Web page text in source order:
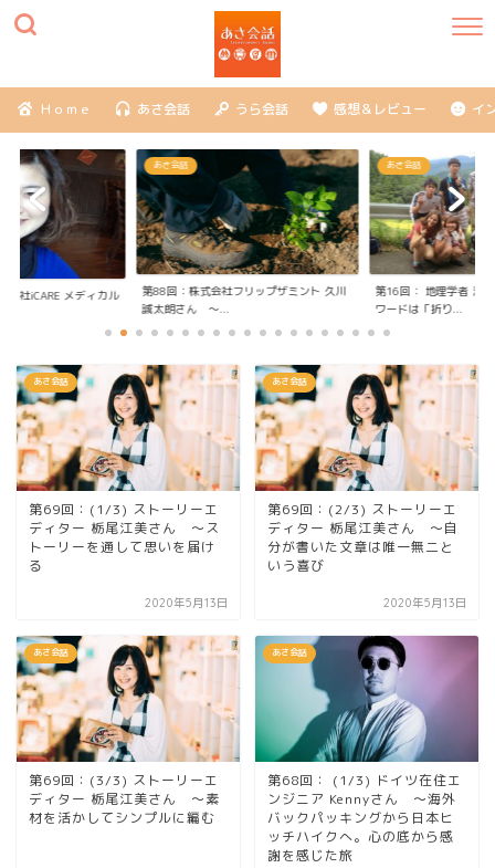
Ｈｏｍｅ あさ会話 うら会話 感想＆レビュー イ
社iCARE メディカル
あさ会話
第88回：株式会社フリップザミント 久川
誠太朗さん ～...
あさ会話
第16回： 地理学者 河
ワードは「折り...
あさ会話
第69回：(1/3) ストーリーエ
ディター 栃尾江美さん ～ス
トーリーを通して思いを届け
る
2020年5月13日
あさ会話
第69回：(2/3) ストーリーエ
ディター 栃尾江美さん ～自
分が書いた文章は唯一無二と
いう喜び
2020年5月13日
あさ会話
第69回：(3/3) ストーリーエ
ディター 栃尾江美さん ～素
材を活かしてシンプルに編む
あさ会話
第68回： (1/3) ドイツ在住エ
ンジニア Kennyさん ～海外
バックパッキングから日本ヒ
ッチハイクへ。心の底から感
謝を感じた旅